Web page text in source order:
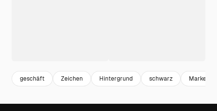
geschäft Zeichen Hintergrund schwarz Marke